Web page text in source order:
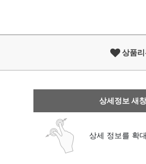
상품
상세정보 새창
상세 정보를 확